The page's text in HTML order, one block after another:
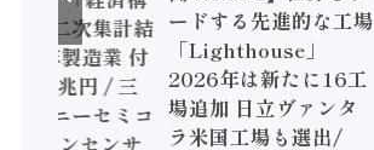
調査二次集計結
年製造業 付
額86兆円 / 三
とソニーセミコ
ジョンセンサ
ードする先進的な工場
「Lighthouse」
2026年は新たに16工
場追加 日立ヴァンタ
ラ米国工場も選出/